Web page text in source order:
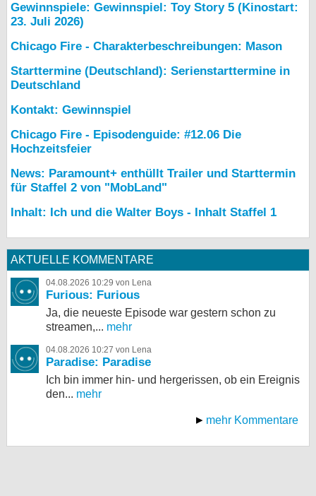
Gewinnspiele: Gewinnspiel: Toy Story 5 (Kinostart:
23. Juli 2026)
Chicago Fire - Charakterbeschreibungen: Mason
Starttermine (Deutschland): Serienstarttermine in
Deutschland
Kontakt: Gewinnspiel
Chicago Fire - Episodenguide: #12.06 Die
Hochzeitsfeier
News: Paramount+ enthüllt Trailer und Starttermin
für Staffel 2 von "MobLand"
Inhalt: Ich und die Walter Boys - Inhalt Staffel 1
AKTUELLE KOMMENTARE
04.08.2026 10:29 von Lena
Furious: Furious
Ja, die neueste Episode war gestern schon zu
streamen,... mehr
04.08.2026 10:27 von Lena
Paradise: Paradise
Ich bin immer hin- und hergerissen, ob ein Ereignis
den... mehr
mehr Kommentare